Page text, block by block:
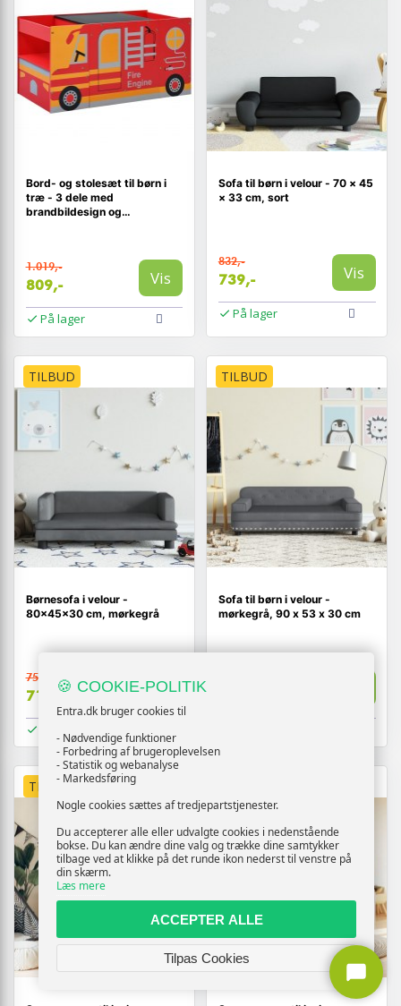
Bord- og stolesæt til børn i
træ - 3 dele med
brandbildesign og
1.019,-
809,- Vis
På lager
Sofa til børn i velour - 70 × 45
× 33 cm, sort
832,-
739,- Vis
På lager
TILBUD
Børnesofa i velour -
80×45×30 cm, mørkegrå
757,-
719,- Vis
TILBUD
Sofa til børn i velour -
mørkegrå, 90 x 53 x 30 cm
TILBUD
🍪 COOKIE-POLITIK
Entra.dk bruger cookies til
- Nødvendige funktioner
- Forbedring af brugeroplevelsen
- Statistik og webanalyse
- Markedsføring
Nogle cookies sættes af tredjepartstjenester.
Du accepterer alle eller udvalgte cookies i nedenstående
bokse. Du kan ændre dine valg og trække dine samtykker
tilbage ved at klikke på det runde ikon nederst til venstre på
din skærm.
Læs mere
ACCEPTER ALLE
Tilpas Cookies